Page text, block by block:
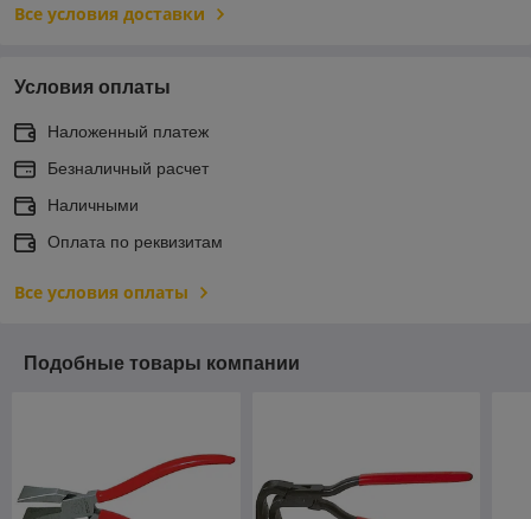
Все условия доставки
Условия оплаты
Наложенный платеж
Безналичный расчет
Наличными
Оплата по реквизитам
Все условия оплаты
Подобные товары компании